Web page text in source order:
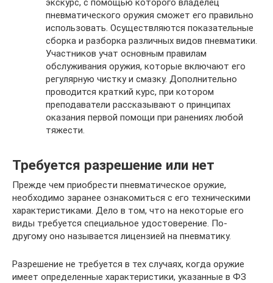
экскурс, с помощью которого владелец
пневматического оружия сможет его правильно
использовать. Осуществляются показательные
сборка и разборка различных видов пневматики.
Участников учат основным правилам
обслуживания оружия, которые включают его
регулярную чистку и смазку. Дополнительно
проводится краткий курс, при котором
преподаватели рассказывают о принципах
оказания первой помощи при ранениях любой
тяжести.
Требуется разрешение или нет
Прежде чем приобрести пневматическое оружие,
необходимо заранее ознакомиться с его техническими
характеристиками. Дело в том, что на некоторые его
виды требуется специальное удостоверение. По-
другому оно называется лицензией на пневматику.
Разрешение не требуется в тех случаях, когда оружие
имеет определенные характеристики, указанные в ФЗ